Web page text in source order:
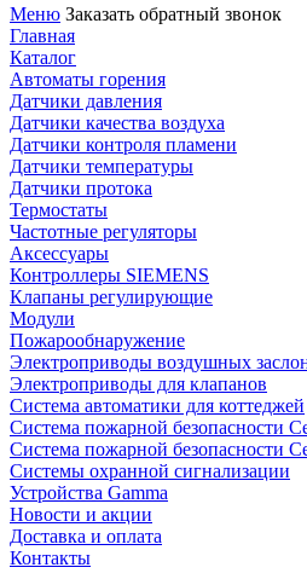
Меню Заказать обратный звонок
Главная
Каталог
Автоматы горения
Датчики давления
Датчики качества воздуха
Датчики контроля пламени
Датчики температуры
Датчики протока
Термостаты
Частотные регуляторы
Аксессуары
Контроллеры SIEMENS
Клапаны регулирующие
Модули
Пожарообнаружение
Электроприводы воздушных
Электроприводы для клапанов
Система автоматики для коттеджей
Система пожарной безопасности
Система пожарной безопасности
Системы охранной сигнализации
Устройства Gamma
Новости и акции
Доставка и оплата
Контакты